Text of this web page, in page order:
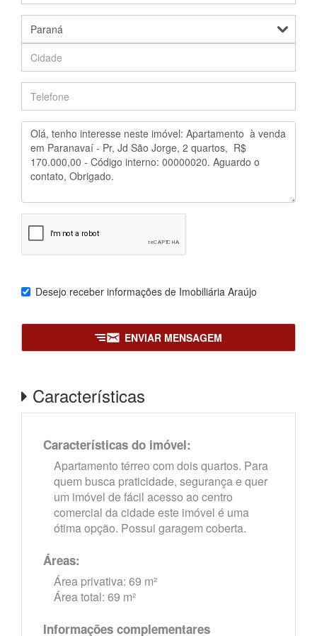
Desejo receber informações de Imobiliária Araújo
ENVIAR MENSAGEM
Características
Características do imóvel:
Apartamento térreo com dois quartos. Para
quem busca praticidade, segurança e quer
um imóvel de fácil acesso ao centro
comercial da cidade este imóvel é uma
ótima opção. Possui garagem coberta.
Áreas:
Área privativa: 69 m²
Área total: 69 m²
Informações complementares